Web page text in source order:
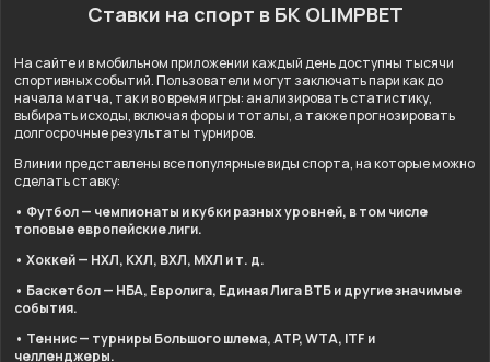
Ставки на спорт в БК OLIMPBET
На сайте и в мобильном приложении каждый день доступны тысячи
спортивных событий. Пользователи могут заключать пари как до
начала матча, так и во время игры: анализировать статистику,
выбирать исходы, включая форы и тоталы, а также прогнозировать
долгосрочные результаты турниров.
В линии представлены все популярные виды спорта, на которые можно
сделать ставку:
• Футбол — чемпионаты и кубки разных уровней, в том числе
топовые европейские лиги.
• Хоккей — НХЛ, КХЛ, ВХЛ, МХЛ и т. д.
• Баскетбол — НБА, Евролига, Единая Лига ВТБ и другие значимые
события.
• Теннис — турниры Большого шлема, ATP, WTA, ITF и
челленджеры.